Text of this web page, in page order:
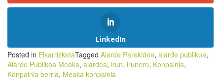
LinkedIn
Posted in ElkarrizketaTagged Alarde Parekidea, alarde publikoa,
Alarde Publikoa Meaka, alardea, irun, irunero, Konpainia,
Konpainia berria, Meaka konpainia